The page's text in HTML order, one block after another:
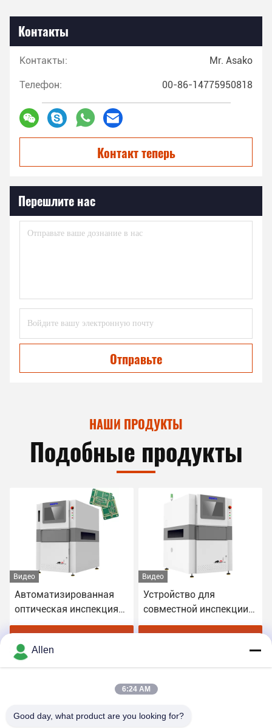
Контакты
Контакты: Mr. Asako
Телефон: 00-86-14775950818
Контакт теперь
Перешлите нас
Отправьте
НАШИ ПРОДУКТЫ
Подобные продукты
Видео
Автоматизированная
оптическая инспекция
3D AOI Machine RGB LED
Получите самую лучшую цену
Видео
Устройство для
совместной инспекции
сварщиков 3D для ПКБ-
Allen
6:24 AM
Good day, what product are you looking for?